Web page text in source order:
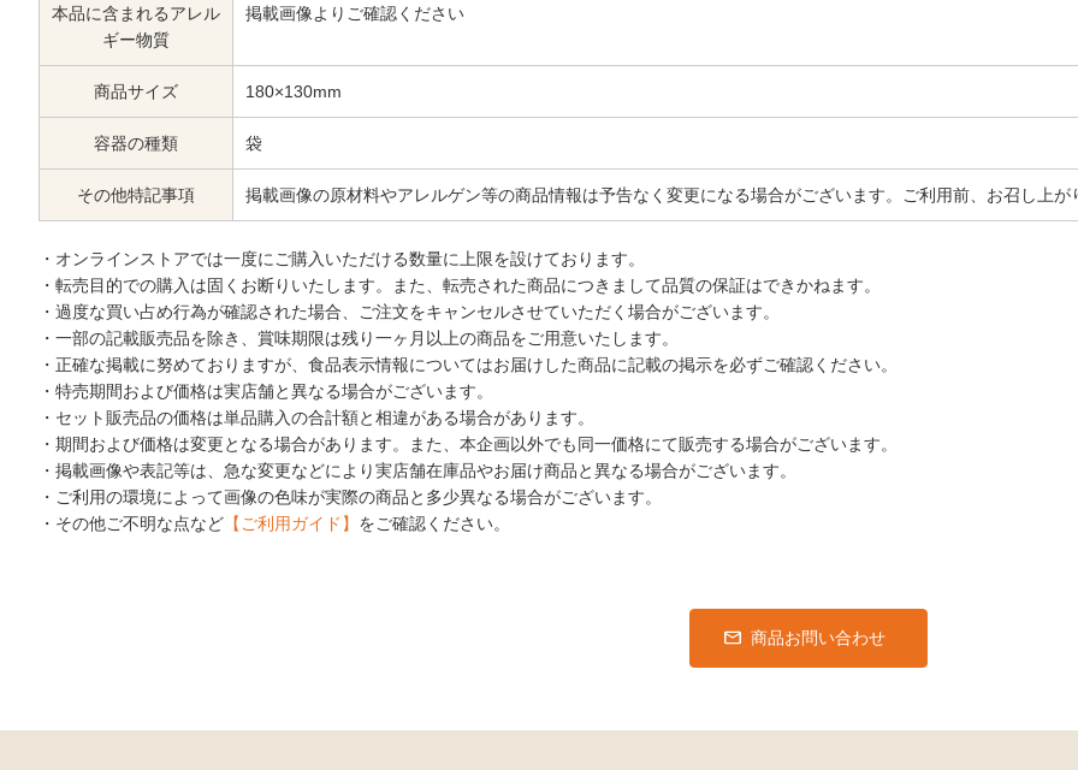
本品に含まれるアレル
ギー物質
掲載画像よりご確認ください
商品サイズ 180×130mm
容器の種類 袋
その他特記事項 掲載画像の原材料やアレルゲン等の商品情報は予告なく変更になる場合がございます。ご利用前、お召し上
・オンラインストアでは一度にご購入いただける数量に上限を設けております。
・転売目的での購入は固くお断りいたします。また、転売された商品につきまして品質の保証はできかねます。
・過度な買い占め行為が確認された場合、ご注文をキャンセルさせていただく場合がございます。
・一部の記載販売品を除き、賞味期限は残り一ヶ月以上の商品をご用意いたします。
・正確な掲載に努めておりますが、食品表示情報についてはお届けした商品に記載の掲示を必ずご確認ください。
・特売期間および価格は実店舗と異なる場合がございます。
・セット販売品の価格は単品購入の合計額と相違がある場合があります。
・期間および価格は変更となる場合があります。また、本企画以外でも同一価格にて販売する場合がございます。
・掲載画像や表記等は、急な変更などにより実店舗在庫品やお届け商品と異なる場合がございます。
・ご利用の環境によって画像の色味が実際の商品と多少異なる場合がございます。
・その他ご不明な点など 【ご利用ガイド】 をご確認ください。
商品お問い合わせ